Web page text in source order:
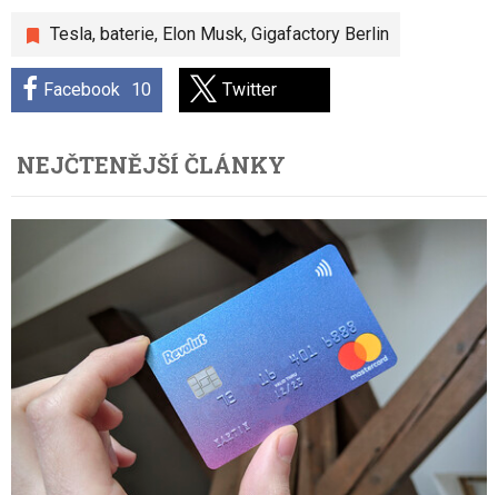
Tesla, baterie, Elon Musk, Gigafactory Berlin
Facebook 10 Twitter
NEJČTENĚJŠÍ ČLÁNKY